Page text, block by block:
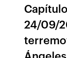
24/09/